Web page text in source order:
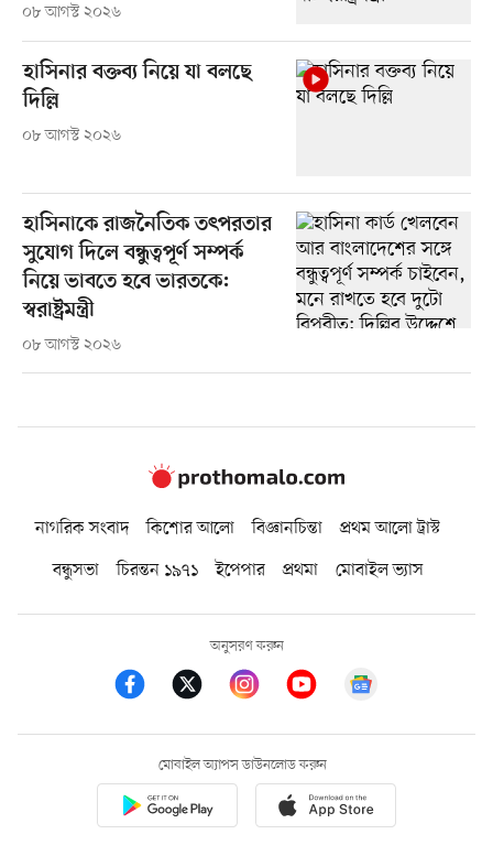
০৮ আগস্ট ২০২৬
হাসিনার বক্তব্য নিয়ে যা বলছে
দিল্লি
০৮ আগস্ট ২০২৬
হাসিনাকে রাজনৈতিক তৎপরতার
সুযোগ দিলে বন্ধুত্বপূর্ণ সম্পর্ক
নিয়ে ভাবতে হবে ভারতকে:
স্বরাষ্ট্রমন্ত্রী
০৮ আগস্ট ২০২৬
নাগরিক সংবাদ কিশোর আলো বিজ্ঞানচিন্তা
প্রথম আলো ট্রাস্ট
বন্ধুসভা
চিরন্তন ১৯৭১ ইপেপার প্রথমা মোবাইল ভ্যাস
অনুসরণ করুন
মোবাইল অ্যাপস ডাউনলোড করুন